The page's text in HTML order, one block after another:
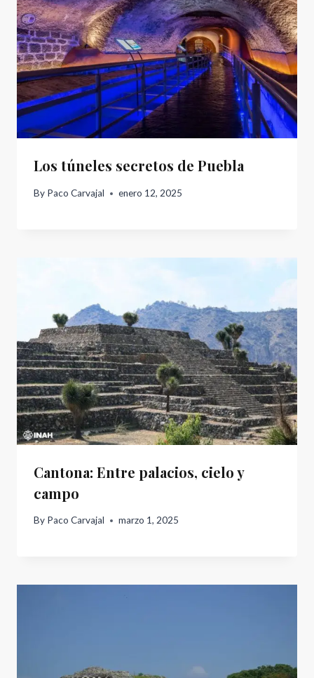
Los túneles secretos de Puebla
By Paco Carvajal enero 12, 2025
Cantona: Entre palacios, cielo y
campo
By Paco Carvajal marzo 1, 2025